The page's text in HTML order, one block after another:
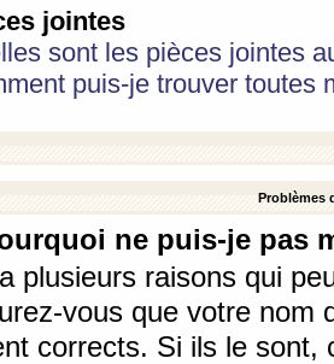
jointes
sont les pièces jointes
puis-je trouver toutes
Problèmes
ne puis-je pas
plusieurs raisons qui
vous que votre nom
corrects. Si ils le sont,